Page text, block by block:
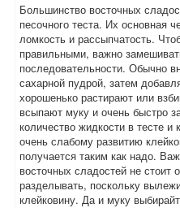
Большинство восточных
песочного теста. Их основная
ломкость и рассыпчатость.
правильными, важно
последовательности. Обычно
сахарной пудрой, затем
хорошенько растирают или
всыпают муку и очень быстро
количество жидкости в тесте и
очень слабому развитию
получается таким как надо.
восточных сладостей не стоит
разделывать, поскольку
клейковину. Да и муку